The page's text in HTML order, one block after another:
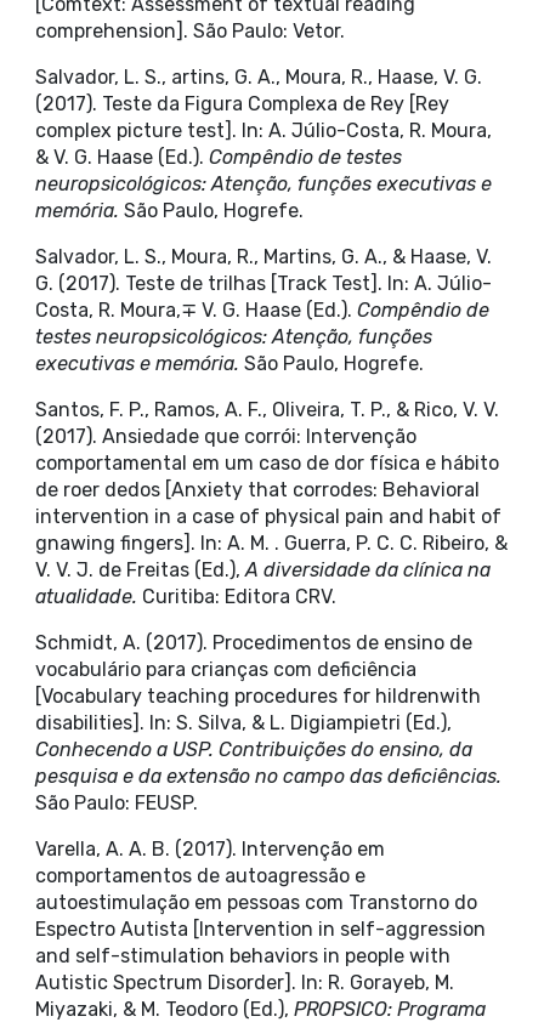
comprehension]. São Paulo: Vetor.
Salvador, L. S., artins, G. A., Moura, R., Haase, V. G.
(2017). Teste da Figura Complexa de Rey [Rey
complex picture test]. In: A. Júlio-Costa, R. Moura,
& V. G. Haase (Ed.).Compêndio de testes
neuropsicológicos: Atenção, funções executivas e
memória.São Paulo, Hogrefe.
Salvador, L. S., Moura, R., Martins, G. A., & Haase, V.
G. (2017). Teste de trilhas [Track Test]. In: A. Júlio-
Costa, R. Moura,∓ V. G. Haase (Ed.).Compêndio de
testes neuropsicológicos: Atenção, funções
executivas e memória.São Paulo, Hogrefe.
Santos, F. P., Ramos, A. F., Oliveira, T. P., & Rico, V. V.
(2017). Ansiedade que corrói: Intervenção
comportamental em um caso de dor física e hábito
de roer dedos [Anxiety that corrodes: Behavioral
intervention in a case of physical pain and habit of
gnawing fingers]. In: A. M. . Guerra, P. C. C. Ribeiro, &
V. V. J. de Freitas (Ed.),A diversidade da clínica na
atualidade. Curitiba: Editora CRV.
Schmidt, A. (2017). Procedimentos de ensino de
vocabulário para crianças com deficiência
[Vocabulary teaching procedures for hildrenwith
disabilities]. In: S. Silva, & L. Digiampietri (Ed.),
Conhecendo a USP. Contribuições do ensino, da
pesquisa e da extensão no campo das deficiências.
São Paulo: FEUSP.
Varella, A. A. B. (2017). Intervenção em
comportamentos de autoagressão e
autoestimulação em pessoas com Transtorno do
Espectro Autista [Intervention in self-aggression
and self-stimulation behaviors in people with
Autistic Spectrum Disorder]. In: R. Gorayeb, M.
Miyazaki, & M. Teodoro (Ed.),PROPSICO: Programa